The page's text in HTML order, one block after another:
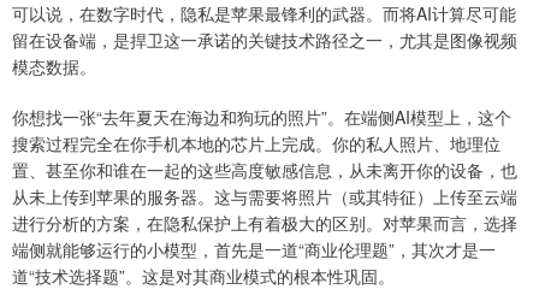
可以说，在数字时代，隐私是苹果最锋利的武器。而将AI计算尽可能
留在设备端，是捍卫这一承诺的关键技术路径之一，尤其是图像视频
模态数据。
你想找一张“去年夏天在海边和狗玩的照片”。在端侧AI模型上，这个
搜索过程完全在你手机本地的芯片上完成。你的私人照片、地理位
置、甚至你和谁在一起的这些高度敏感信息，从未离开你的设备，也
从未上传到苹果的服务器。这与需要将照片（或其特征）上传至云端
进行分析的方案，在隐私保护上有着极大的区别。对苹果而言，选择
端侧就能够运行的小模型，首先是一道“商业伦理题”，其次才是一
道“技术选择题”。这是对其商业模式的根本性巩固。